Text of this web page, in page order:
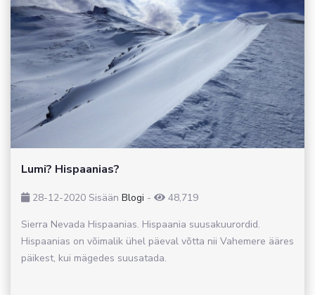
Lumi? Hispaanias?
28-12-2020 Sisään Blogi -
48,719
Sierra Nevada Hispaanias. Hispaania suusakuurordid.
Hispaanias on võimalik ühel päeval võtta nii Vahemere ääres
päikest, kui mägedes suusatada.